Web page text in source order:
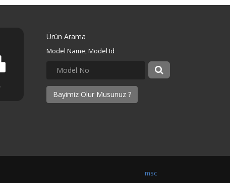
Ürün Arama
Model Name, Model Id
Bayimiz Olur Musunuz ?
msc